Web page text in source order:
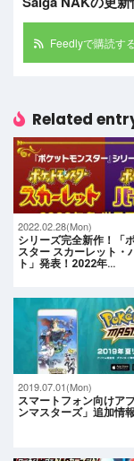
Feedlyで購読す
Related
2022.02.28(Mon)
シリーズ完全新作！「
スター スカーレット・
ト」発表！2022年…
2019.07.01(Mon)
スマートフォン向けア
ンマスターズ」追加情